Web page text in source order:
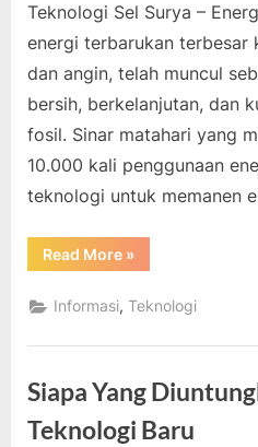
Teknologi Sel Surya –
energi terbarukan terbesar
dan angin, telah muncul
bersih, berkelanjutan, dan
fosil. Sinar matahari yang
10.000 kali penggunaan
teknologi untuk memanen
Read More“Inovasi
Saat
Dan
Yang
Datang
Sel
Surya”
»
Informasi,Teknologi
Siapa Yang
Teknologi Baru